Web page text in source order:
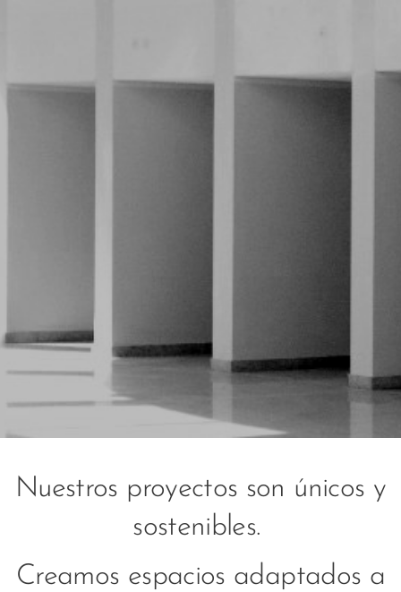
Nuestros proyectos son únicos y
sostenibles.
Creamos espacios adaptados a